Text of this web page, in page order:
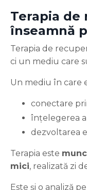
Terapia de
înseamnă
Terapia de
ci un mediu care
Un mediu în care
conectare
înțelegerea
dezvoltarea
Terapia este
mici, realizată zi
Este și o analiză